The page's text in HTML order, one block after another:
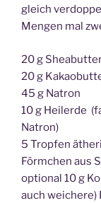
gleich
Mengen mal
20 g
20 g
45 g Natron
10 g Heilerde
Natron)
5 Tropfen
Förmchen aus
optional 10 g
auch weichere)